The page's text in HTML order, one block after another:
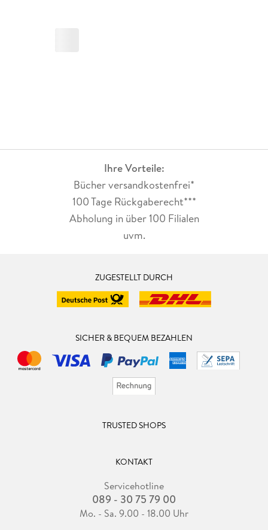
Ihre Vorteile:
Bücher versandkostenfrei*
100 Tage Rückgaberecht***
Abholung in über 100 Filialen
uvm.
ZUGESTELLT DURCH
SICHER & BEQUEM BEZAHLEN
TRUSTED SHOPS
KONTAKT
Servicehotline
089 - 30 75 79 00
Mo. - Sa. 9.00 - 18.00 Uhr